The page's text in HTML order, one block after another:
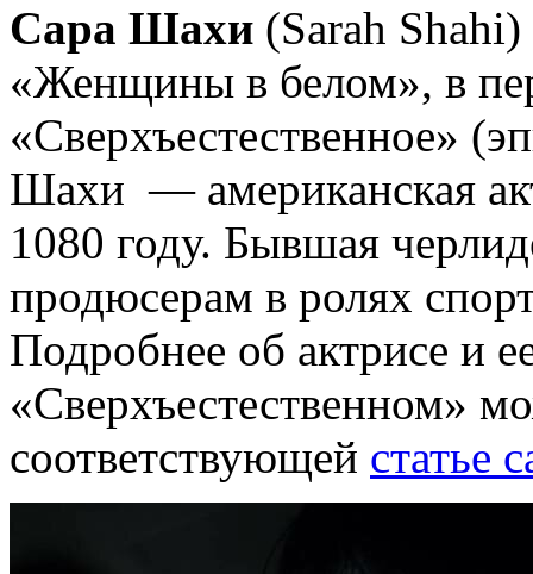
Сара Шахи (Sarah
«Женщины в белом», в
«Сверхъестественное»
Шахи — американская
1080 году. Бывшая
продюсерам в ролях
Подробнее об актрисе и
«Сверхъестественном»
соответствующей статье